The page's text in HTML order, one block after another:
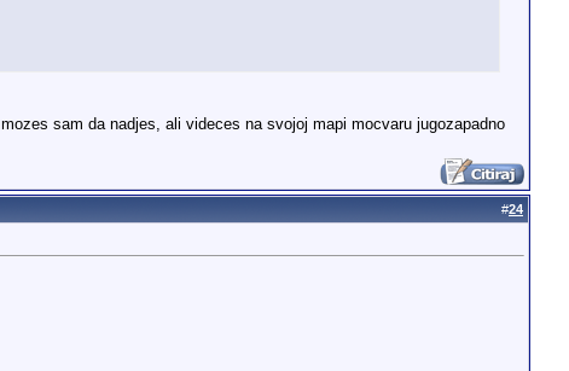
sam da nadjes, ali videces na svojoj mapi mocvaru jugozapadno
#24